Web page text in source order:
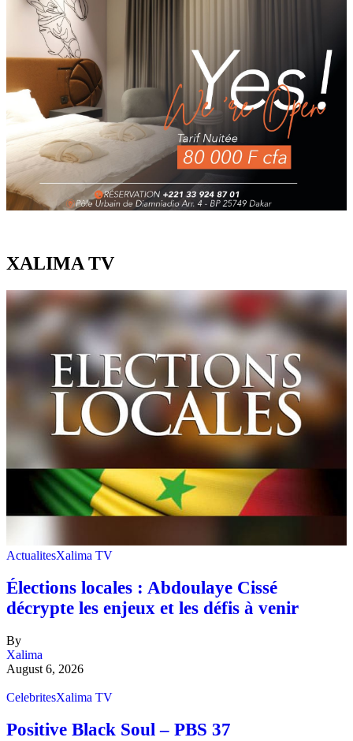
XALIMA TV
ActualitesXalima TV
Élections locales : Abdoulaye Cissé
décrypte les enjeux et les défis à venir
By
Xalima
August 6, 2026
CelebritesXalima TV
Positive Black Soul – PBS 37